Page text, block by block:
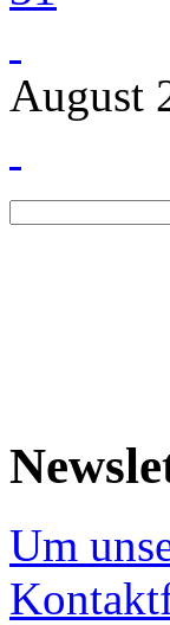
August
Um